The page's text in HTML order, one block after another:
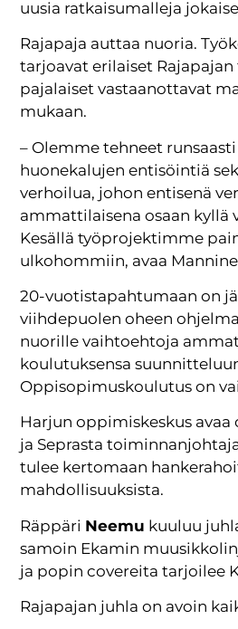
uusia ratkaisumalleja
Rajapaja auttaa nuoria.
tarjoavat erilaiset
pajalaiset vastaanottavat
mukaan.
– Olemme tehneet
huonekalujen entisöintiä
verhoilua, johon entisenä
ammattilaisena osaan kyllä
Kesällä työprojektimme
ulkohommiin, avaa
20-vuotistapahtumaan on
viihdepuolen oheen
nuorille vaihtoehtoja
koulutuksensa
Oppisopimuskoulutus on
Harjun oppimiskeskus avaa
ja Seprasta
tulee kertomaan
mahdollisuuksista.
Räppäri Neemu kuuluu
samoin Ekamin
ja popin covereita tarjoilee
Rajapajan juhla on avoin